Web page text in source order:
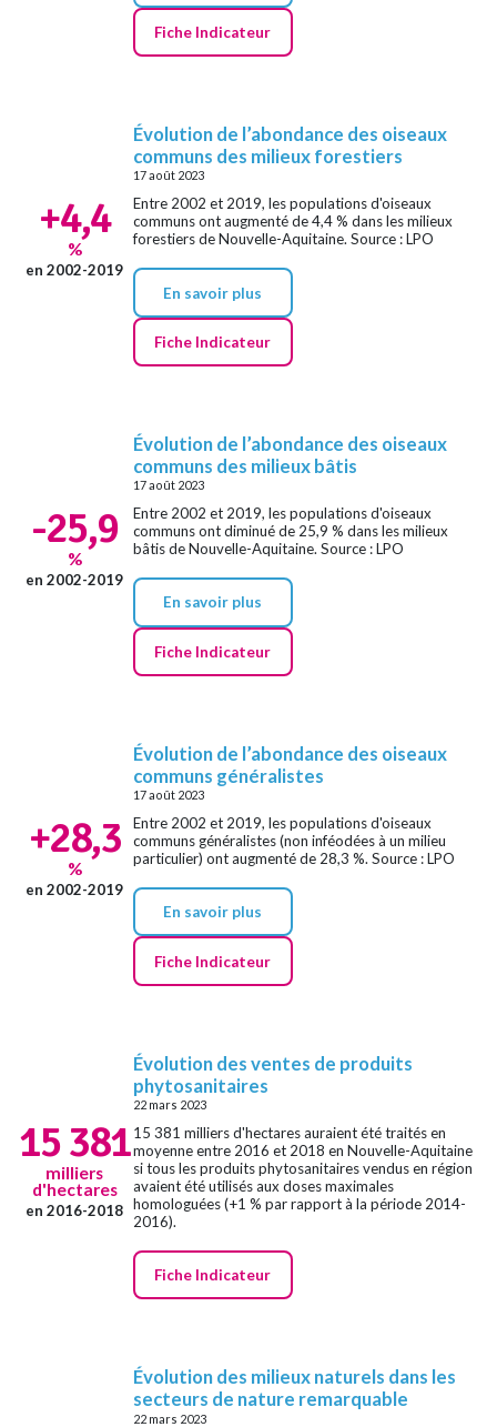
Fiche Indicateur
+4,4
%
en 2002-2019
Évolution de l’abondance des oiseaux
communs des milieux forestiers
17 août 2023
Entre 2002 et 2019, les populations d'oiseaux
communs ont augmenté de 4,4 % dans les milieux
forestiers de Nouvelle-Aquitaine. Source : LPO
En savoir plus
Fiche Indicateur
-25,9
%
en 2002-2019
Évolution de l’abondance des oiseaux
communs des milieux bâtis
17 août 2023
Entre 2002 et 2019, les populations d'oiseaux
communs ont diminué de 25,9 % dans les milieux
bâtis de Nouvelle-Aquitaine. Source : LPO
En savoir plus
Fiche Indicateur
+28,3
%
en 2002-2019
Évolution de l’abondance des oiseaux
communs généralistes
17 août 2023
Entre 2002 et 2019, les populations d'oiseaux
communs généralistes (non inféodées à un milieu
particulier) ont augmenté de 28,3 %. Source : LPO
En savoir plus
Fiche Indicateur
15 381
milliers
d'hectares
en 2016-2018
Évolution des ventes de produits
phytosanitaires
22 mars 2023
15 381 milliers d'hectares auraient été traités en
moyenne entre 2016 et 2018 en Nouvelle-Aquitaine
si tous les produits phytosanitaires vendus en région
avaient été utilisés aux doses maximales
homologuées (+1 % par rapport à la période 2014-
2016).
Fiche Indicateur
Évolution des milieux naturels dans les
secteurs de nature remarquable
22 mars 2023